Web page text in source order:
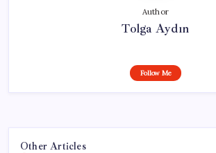
Author
Tolga Aydın
Follow Me
Other Articles